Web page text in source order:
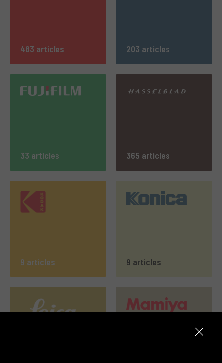
483 articles 203 articles
33 articles 365 articles
9 articles 9 articles